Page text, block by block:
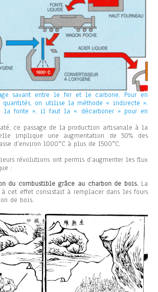
savant entre le fer et le carbone. Pour en
quantités, on utilise la méthode « indirecte ».
la fonte », il faut la « décarboner » pour en
ce passage de la production artisanale à la
implique une augmentation de 50% des
d’environ 1000°C à plus de 1500°C.
révolutions ont permis d’augmenter les flux
:
du combustible grâce au charbon de bois. La
cet effet consistait à remplacer dans les fours
de bois.